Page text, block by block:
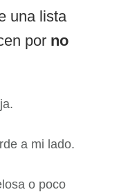
una lista
por no
a mi lado.
o poco